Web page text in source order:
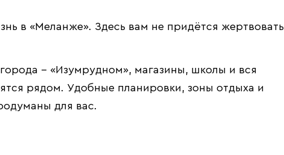
в «Меланже». Здесь вам не придётся жертвовать
– «Изумрудном», магазины, школы и вся
рядом. Удобные планировки, зоны отдыха и
для вас.